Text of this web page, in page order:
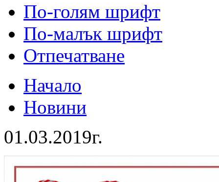
По-голям шрифт
По-малък шрифт
Отпечатване
Начало
Новини
01.03.2019г.